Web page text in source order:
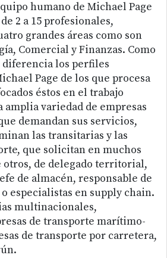
humano de Michael Page
2 a 15 profesionales,
grandes áreas como son
Comercial y Finanzas. Como
diferencia los perfiles
Page de los que procesa
éstos en el trabajo
variedad de empresas
demandan sus servicios,
las transitarias y las
que solicitan en muchos
otros, de delegado territorial,
de almacén, responsable de
especialistas en supply chain.
multinacionales,
de transporte marítimo-
de transporte por carretera,